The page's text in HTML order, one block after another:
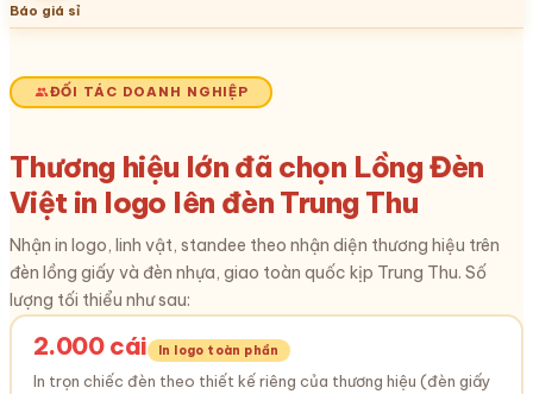
Báo giá sỉ
ĐỐI TÁC DOANH NGHIỆP
Thương hiệu lớn đã chọn Lồng Đèn
Việt in logo lên đèn Trung Thu
Nhận in logo, linh vật, standee theo nhận diện thương hiệu trên
đèn lồng giấy và đèn nhựa, giao toàn quốc kịp Trung Thu. Số
lượng tối thiểu như sau:
2.000 cái In logo toàn phần
In trọn chiếc đèn theo thiết kế riêng của thương hiệu (đèn giấy